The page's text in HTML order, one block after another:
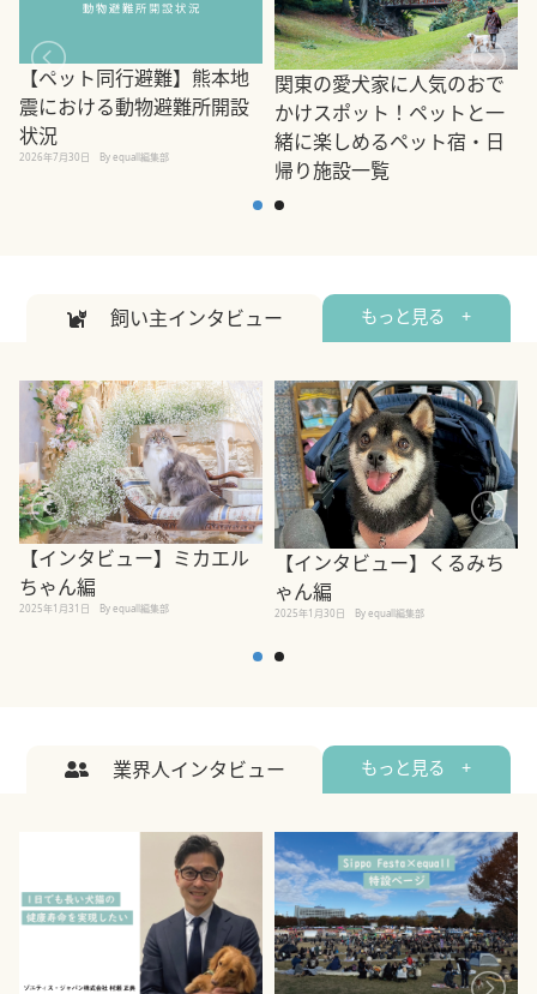
【ペット同行避難】熊本地
震における動物避難所開設
状況
2026年7月30日 By equall編集部
関東の愛犬家に人気のおで
かけスポット！ペットと一
緒に楽しめるペット宿・日
帰り施設一覧
飼い主インタビュー もっと見る +
【インタビュー】ミカエル
ちゃん編
2025年1月31日 By equall編集部
【インタビュー】くるみち
ゃん編
2025年1月30日 By equall編集部
業界人インタビュー もっと見る +